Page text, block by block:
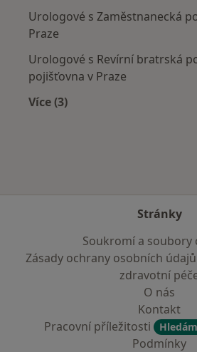
Urologové s Zaměstnanecká
Praze
Urologové s Revírní bratrská
pojišťovna v Praze
Více (3)
Stránky
Soukromí a soubory
Zásady ochrany osobních
zdravotní
O nás
Kontakt
Pracovní příležitosti
Podmínky